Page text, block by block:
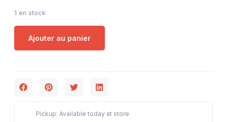
1 en stock
Ajouter au panier
Pickup: Available today at store